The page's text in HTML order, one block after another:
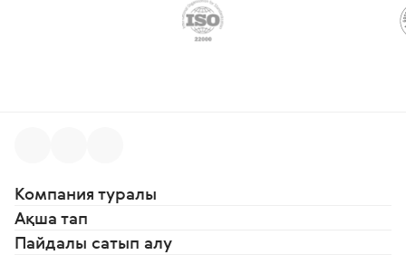
Компания туралы
Ақша тап
Пайдалы сатып алу